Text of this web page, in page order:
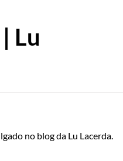
Lu
no blog da Lu Lacerda.